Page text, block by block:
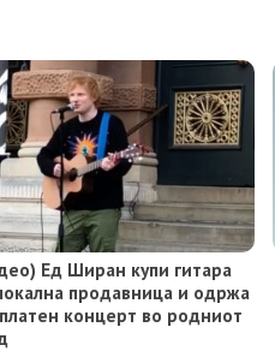
Ед Ширан купи гитара
продавница и одржа
концерт во родниот